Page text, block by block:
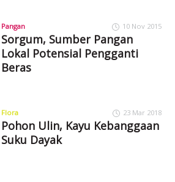
Pangan 10 Nov 2015
Sorgum, Sumber Pangan
Lokal Potensial Pengganti
Beras
Flora 23 Mar 2018
Pohon Ulin, Kayu Kebanggaan
Suku Dayak